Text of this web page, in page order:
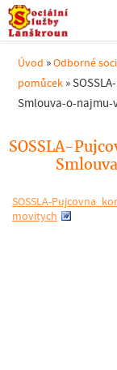
Úvod »Odborné
pomůcek »
Smlouva-o-najmu-
SOSSLA-
SOSSLA-
movitych